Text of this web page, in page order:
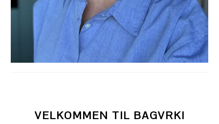
VELKOMMEN TIL BAGVRK!